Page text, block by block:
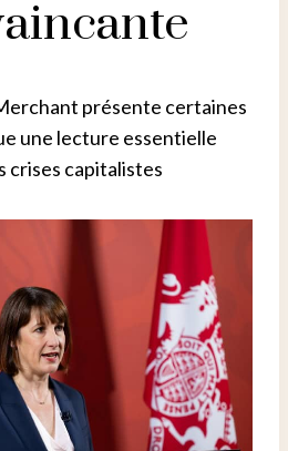
présente certaines
une lecture essentielle
crises capitalistes